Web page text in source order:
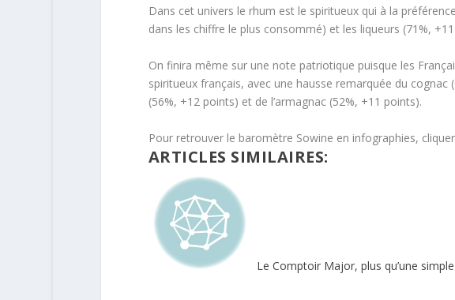
Dans cet univers le rhum est le spiritueux qui à la
dans les chiffre le plus consommé) et les liqueurs (71%,
On finira même sur une note patriotique puisque les
spiritueux français, avec une hausse remarquée du
(56%, +12 points) et de l’armagnac (52%, +11 points).
Pour retrouver le baromètre Sowine en infographies,
ARTICLES SIMILAIRES:
Le Comptoir Major, plus qu’une